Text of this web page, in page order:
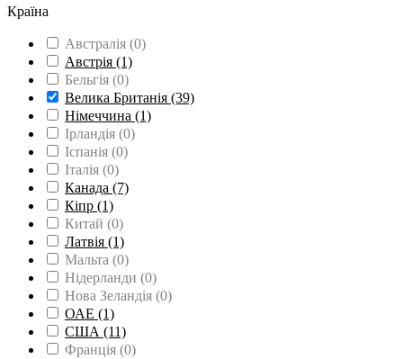
Країна
Австралія (0)
Австрія (1)
Бельгія (0)
Велика Британія (39)
Німеччина (1)
Ірландія (0)
Іспанія (0)
Італія (0)
Канада (7)
Кіпр (1)
Китай (0)
Латвія (1)
Мальта (0)
Нідерланди (0)
Нова Зеландія (0)
ОАЕ (1)
США (11)
Франція (0)